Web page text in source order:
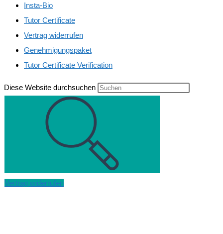
Insta-Bio
Tutor Certificate
Vertrag widerrufen
Genehmigungspaket
Tutor Certificate Verification
Diese Website durchsuchen
Vertrag widerrufen